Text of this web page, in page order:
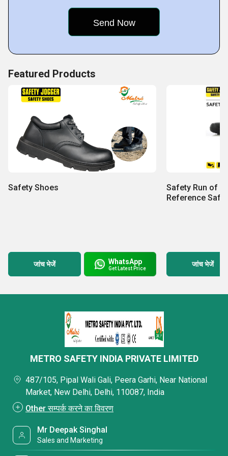
Featured Products
Safety Shoes
जांच भेजें WhatsApp
Get Latest Price
Safety Run of
Reference
जांच भेजें
METRO SAFETY INDIA PRIVATE LIMITED
487/105, Pipal Wali Gali, Peera Garhi, Near National
Market, New Delhi, Delhi, 110087, India
Other सम्पर्क करने का विवरण
Mr Deepak Singhal
Sales and Marketing